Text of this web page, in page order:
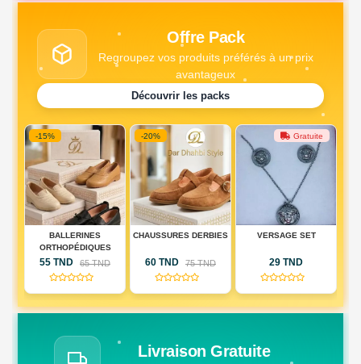
Offre Pack
Regroupez vos produits préférés à un prix
avantageux
Découvrir les packs
-15%
BALLERINES
ORTHOPÉDIQUES
55 TND 65 TND
(0)
-20%
CHAUSSURES DERBIES
60 TND 75 TND
(0)
Gratuite
VERSAGE SET
29 TND
(0)
Livraison Gratuite